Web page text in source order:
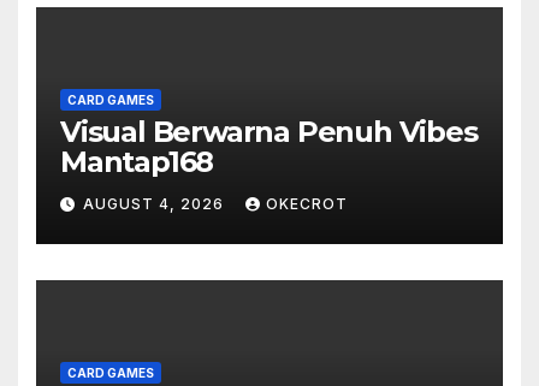
CARD GAMES
Visual Berwarna Penuh Vibes
Mantap168
AUGUST 4, 2026 OKECROT
CARD GAMES